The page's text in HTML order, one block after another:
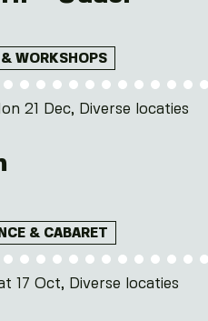
WORKSHOPS
21 Dec, Diverse locaties
& CABARET
17 Oct, Diverse locaties